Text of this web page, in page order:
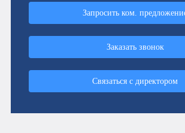
Запросить ком.
Заказать звонок
Связаться с директором